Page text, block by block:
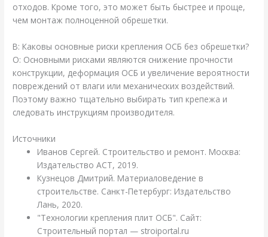
отходов. Кроме того, это может быть быстрее и проще,
чем монтаж полноценной обрешетки.
В: Каковы основные риски крепления ОСБ без обрешетки?
О: Основными рисками являются снижение прочности
конструкции, деформация ОСБ и увеличение вероятности
повреждений от влаги или механических воздействий.
Поэтому важно тщательно выбирать тип крепежа и
следовать инструкциям производителя.
Источники
Иванов Сергей. Строительство и ремонт. Москва:
Издательство АСТ, 2019.
Кузнецов Дмитрий. Материаловедение в
строительстве. Санкт-Петербург: Издательство
Лань, 2020.
"Технологии крепления плит ОСБ". Сайт:
Строительный портал — stroiportal.ru